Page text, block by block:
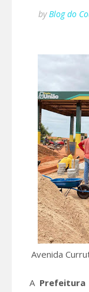
by Blog do
Avenida
A Prefeitura